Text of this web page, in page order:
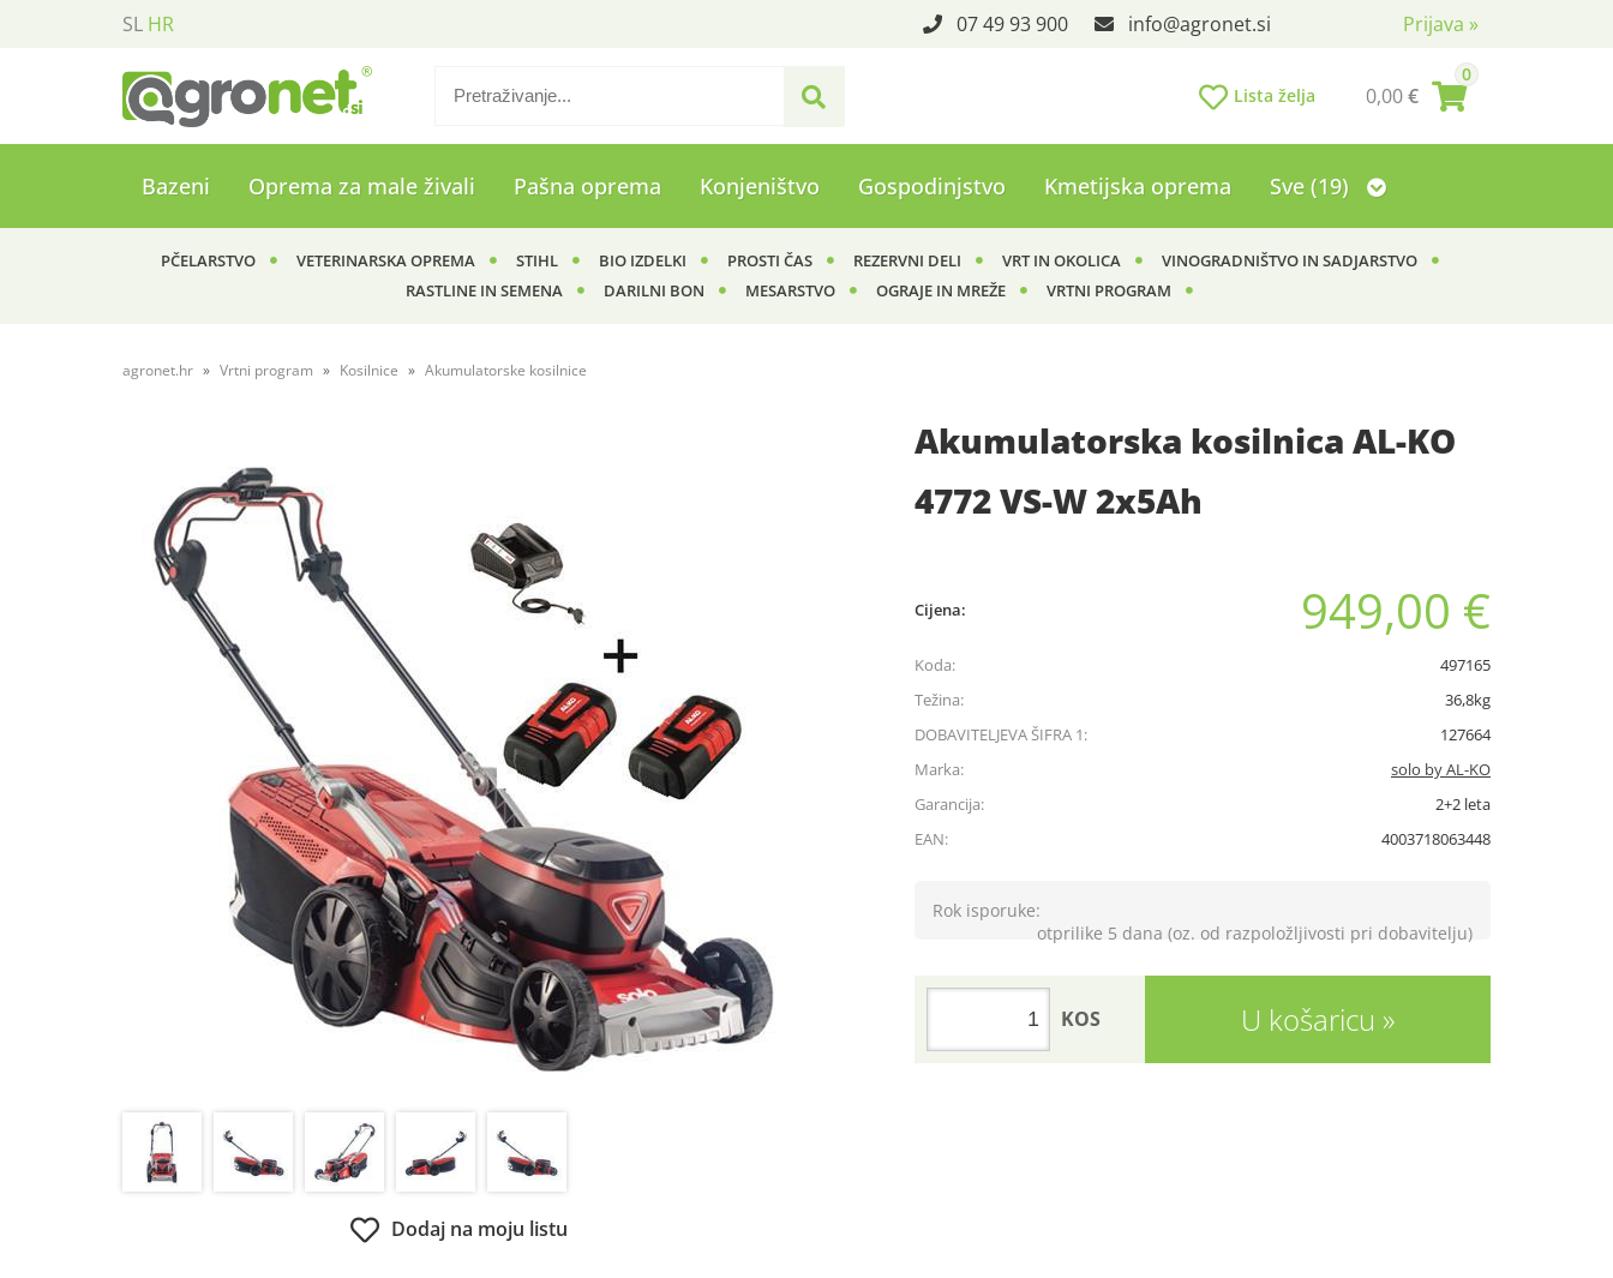
SL HR Prijava »
07 49 93 900 info agronet.si
0
0,00€
Lista želja
Bazeni Oprema za male živali Pašna oprema Konjeništvo Gospodinjstvo Kmetijska oprema Sve (19)
PČELARSTVO VETERINARSKA OPREMA STIHL BIO IZDELKI PROSTI ČAS REZERVNI DELI VRT IN OKOLICA
VINOGRADNIŠTVO IN SADJARSTVO
RASTLINE IN SEMENA
DARILNI BON MESARSTVO OGRAJE IN MREŽE VRTNI PROGRAM
agronet.hr Vrtni program Kosilnice Akumulatorske kosilnice
Akumulatorska kosilnica AL-KO
4772 VS-W 2x5Ah
Dodaj na moju listu
Cijena: 949,00 €
Koda:
497165
Težina:
36,8kg
DOBAVITELJEVA ŠIFRA 1:
127664
Marka:
solo by AL-KO
Garancija:
2+2 leta
EAN:
4003718063448
Rok isporuke:
otprilike 5 dana (oz. od razpoložljivosti pri dobavitelju)
U košaricu
KOS